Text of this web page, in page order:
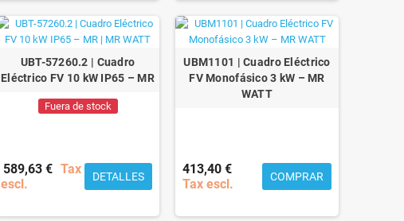
UBT-57260.2 | Cuadro
Eléctrico FV 10 kW IP65 – MR
Fuera de stock
589,63 € Tax
escl.
DETALLES
UBM1101 | Cuadro Eléctrico
FV Monofásico 3 kW – MR
WATT
413,40 €
Tax escl.
COMPRAR